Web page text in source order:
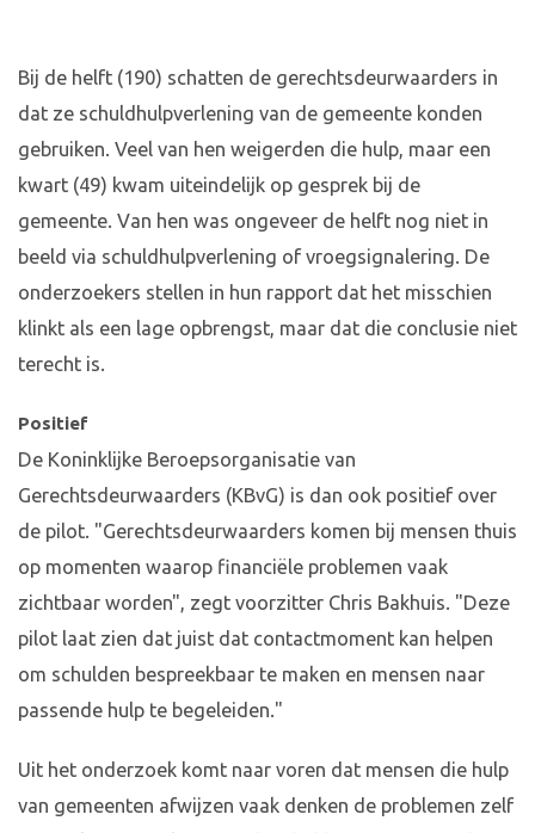
Bij de helft (190) schatten de gerechtsdeurwaarders in
dat ze schuldhulpverlening van de gemeente konden
gebruiken. Veel van hen weigerden die hulp, maar een
kwart (49) kwam uiteindelijk op gesprek bij de
gemeente. Van hen was ongeveer de helft nog niet in
beeld via schuldhulpverlening of vroegsignalering. De
onderzoekers stellen in hun rapport dat het misschien
klinkt als een lage opbrengst, maar dat die conclusie niet
terecht is.
Positief
De Koninklijke Beroepsorganisatie van
Gerechtsdeurwaarders (KBvG) is dan ook positief over
de pilot. "Gerechtsdeurwaarders komen bij mensen thuis
op momenten waarop financiële problemen vaak
zichtbaar worden", zegt voorzitter Chris Bakhuis. "Deze
pilot laat zien dat juist dat contactmoment kan helpen
om schulden bespreekbaar te maken en mensen naar
passende hulp te begeleiden."
Uit het onderzoek komt naar voren dat mensen die hulp
van gemeenten afwijzen vaak denken de problemen zelf